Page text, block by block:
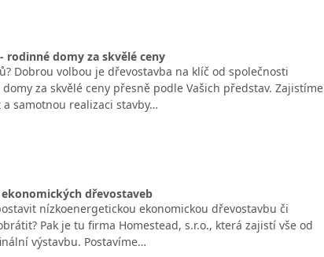
rodinné domy za skvělé ceny
Dobrou volbou je dřevostavba na klíč od společnosti
za skvělé ceny přesně podle Vašich představ. Zajistíme
samotnou realizaci stavby…
dřevostaveb
nízkoenergetickou ekonomickou dřevostavbu či
Pak je tu firma Homestead, s.r.o., která zajistí vše od
výstavbu. Postavíme…